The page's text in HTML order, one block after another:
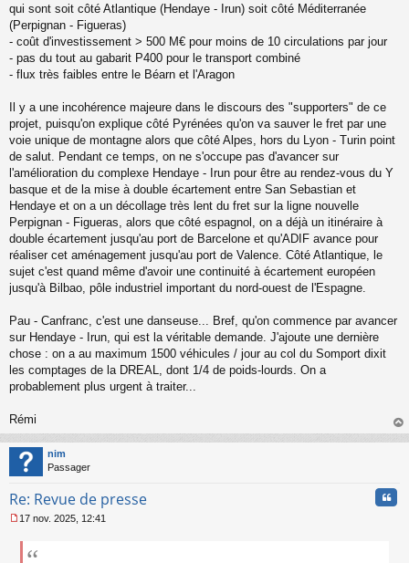
o
n
u
qui sont soit côté Atlantique (Hendaye - Irun) soit côté Méditerranée
(Perpignan - Figueras)
- coût d'investissement > 500 M€ pour moins de 10 circulations par jour
- pas du tout au gabarit P400 pour le transport combiné
- flux très faibles entre le Béarn et l'Aragon
Il y a une incohérence majeure dans le discours des "supporters" de ce
projet, puisqu'on explique côté Pyrénées qu'on va sauver le fret par une
voie unique de montagne alors que côté Alpes, hors du Lyon - Turin point
de salut. Pendant ce temps, on ne s'occupe pas d'avancer sur
l'amélioration du complexe Hendaye - Irun pour être au rendez-vous du Y
basque et de la mise à double écartement entre San Sebastian et
Hendaye et on a un décollage très lent du fret sur la ligne nouvelle
Perpignan - Figueras, alors que côté espagnol, on a déjà un itinéraire à
double écartement jusqu'au port de Barcelone et qu'ADIF avance pour
réaliser cet aménagement jusqu'au port de Valence. Côté Atlantique, le
sujet c'est quand même d'avoir une continuité à écartement européen
jusqu'à Bilbao, pôle industriel important du nord-ouest de l'Espagne.
Pau - Canfranc, c'est une danseuse... Bref, qu'on commence par avancer
sur Hendaye - Irun, qui est la véritable demande. J'ajoute une dernière
chose : on a au maximum 1500 véhicules / jour au col du Somport dixit
les comptages de la DREAL, dont 1/4 de poids-lourds. On a
probablement plus urgent à traiter...
Rémi
au
nim
Passager
Re: Revue de presse
e
17 nov. 2025, 12:41